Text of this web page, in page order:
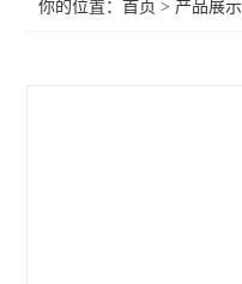
你的位置：首页 > 产品展示